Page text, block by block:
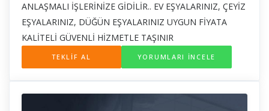
ANLAŞMALI İŞLERİNİZE GİDİLİR.. EV EŞYALARINIZ, ÇEYİZ
EŞYALARINIZ, DÜĞÜN EŞYALARINIZ UYGUN FİYATA
KALİTELİ GÜVENLİ HİZMETLE TAŞINIR
TEKLİF AL YORUMLARI İNCELE